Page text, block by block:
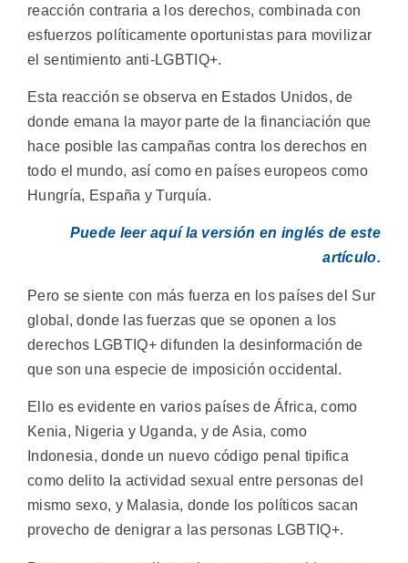
reacción contraria a los derechos, combinada con
esfuerzos políticamente oportunistas para movilizar
el sentimiento anti-LGBTIQ+.
Esta reacción se observa en Estados Unidos, de
donde emana la mayor parte de la financiación que
hace posible las campañas contra los derechos en
todo el mundo, así como en países europeos como
Hungría, España y Turquía.
Puede leer aquí la versión en inglés de este
artículo.
Pero se siente con más fuerza en los países del Sur
global, donde las fuerzas que se oponen a los
derechos LGBTIQ+ difunden la desinformación de
que son una especie de imposición occidental.
Ello es evidente en varios países de África, como
Kenia, Nigeria y Uganda, y de Asia, como
Indonesia, donde un nuevo código penal tipifica
como delito la actividad sexual entre personas del
mismo sexo, y Malasia, donde los políticos sacan
provecho de denigrar a las personas LGBTIQ+.